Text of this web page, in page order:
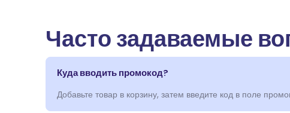
Часто задаваемые
Куда вводить промокод?
Добавьте товар в корзину, затем введите код в поле